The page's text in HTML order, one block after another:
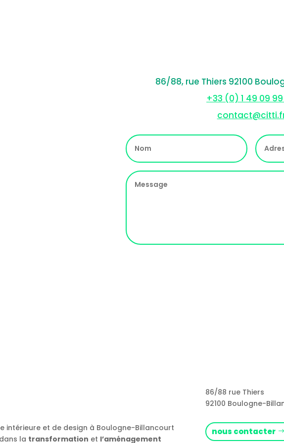
86/88, rue Thiers 92100
+33 (0) 1 49 09
intérieure et de design à Boulogne-Billancourt
la transformation et l’aménagement
86/88 rue Thiers
92100 Boulogne-
nous contacter